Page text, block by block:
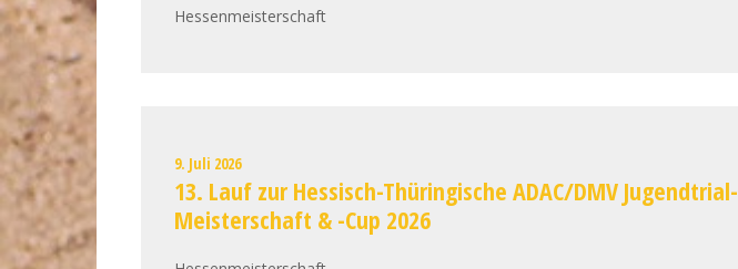
Hessenmeisterschaft
9. Juli 2026
13. Lauf zur Hessisch-Thüringische ADAC/DMV Jugendtrial-
Meisterschaft & -Cup 2026